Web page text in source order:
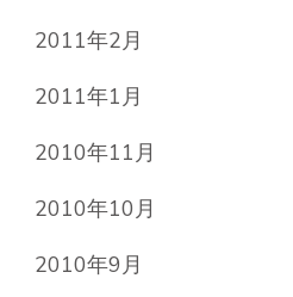
2011年2月
2011年1月
2010年11月
2010年10月
2010年9月